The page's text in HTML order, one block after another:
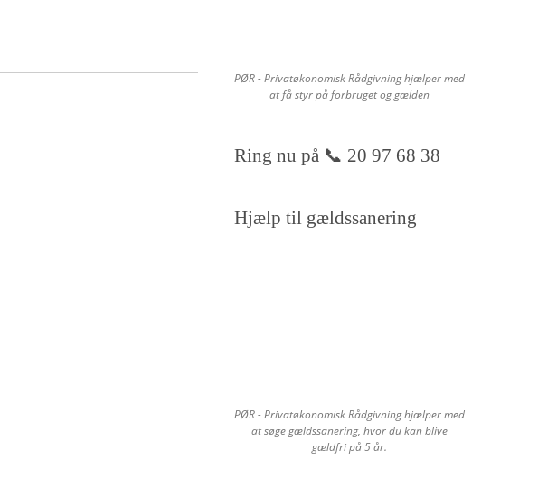
PØR - Privatøkonomisk Rådgivning hjælper med
at få styr på forbruget og gælden
Ring nu på 📞 20 97 68 38
Hjælp til gældssanering
PØR - Privatøkonomisk Rådgivning hjælper med
at søge gældssanering, hvor du kan blive
gældfri på 5 år.